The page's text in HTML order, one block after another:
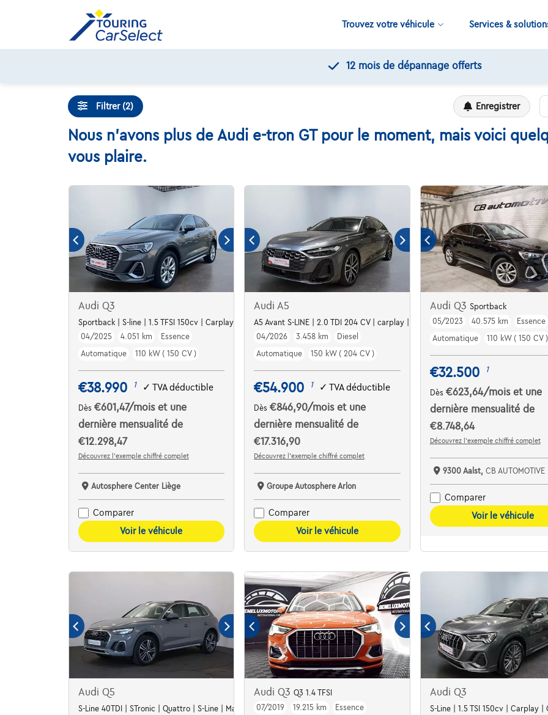
Trouvez votre véhicule Services &
12 mois de dépannage offerts
Filtrer (2) Enregistrer
Nous n'avons plus de Audi e-tron GT pour le moment, mais voici
vous plaire.
Audi Q3
Sportback | S-line | 1.5 TFSI 150cv | Carplay | Capteurs Av+Ar | Virtual Cockpit | Garantie=04/2030
04/2025
4.051 km
Essence
Automatique
110 kW ( 150 CV )
€38.990 1 ✓ TVA déductible
Dès €601,47/mois et une
dernière mensualité de
€12.298,47
Découvrez l’exemple chiffré complet
Autosphere Center Liège
Comparer
Voir le véhicule
Audi A5
A5 Avant S-LINE | 2.0 TDI 204 CV | carplay | Caméra de recul | Régulateur de
04/2026
3.458 km
Diesel
Automatique
150 kW ( 204 CV )
€54.900 1 ✓TVA déductible
Dès€846,90/moiset une
dernière mensualité de
€17.316,90
Découvrez l’exemple chiffré complet
Groupe Autosphere Arlon
Comparer
Voir le véhicule
Audi Q3 Sportback
05/2023
40.575 km
Essence
Automatique
110 kW ( 150 CV )
€32.500 1
Dès €623,64/mois et une
dernière mensualité de
€8.748,64
Découvrez l’exemple chiffré complet
9300 Aalst, CB AUTOMOTIVE
Comparer
Voir le véhicule
Audi Q5
S-Line 40TDI | STronic | Quattro | S-Line | MatrixLed |
Audi Q3Q3 1.4 TFSI
07/2019
19.215 km
Essence
Audi Q3
S-Line | 1.5 TSI 150cv | Carplay